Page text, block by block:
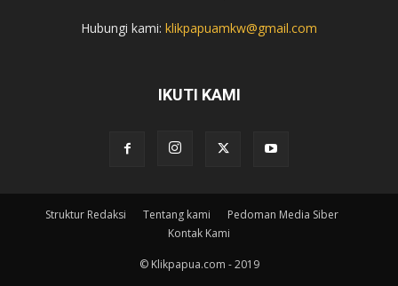
Hubungi kami: klikpapuamkw@gmail.com
IKUTI KAMI
Struktur Redaksi Tentang kami
Pedoman Media Siber
Kontak Kami
© Klikpapua.com - 2019